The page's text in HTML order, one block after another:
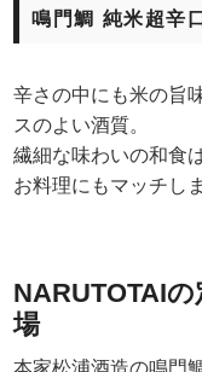
鳴門鯛 純米超辛
辛さの中にも米の旨
スのよい酒質。
繊細な味わいの和食
お料理にもマッチし
NARUTOTAI
場